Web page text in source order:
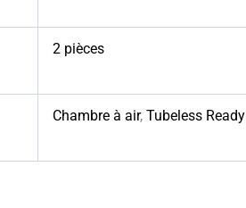
2 pièces
Chambre à air, Tubeless Ready